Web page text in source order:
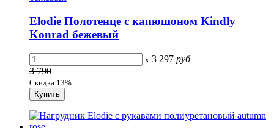
Elodie Полотенце с капюшоном Kindly
Konrad бежевый
x 3 297 руб
3 790
Скидка 13%